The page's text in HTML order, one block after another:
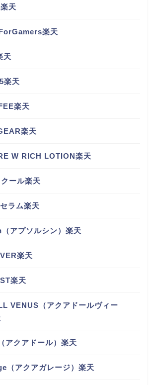
天
楽天
天
楽天
楽天
楽天
W RICH LOTION楽天
ール楽天
ラム楽天
アプソルシン）楽天
楽天
楽天
VENUS（アクアドールヴィー
アクアドール）楽天
（アクアガレージ）楽天